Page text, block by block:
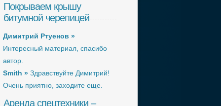
Покрываем крышу
битумной черепицей
Димитрий Ртуенов »
Интересный материал, спасибо
автор.
Smith » Здравствуйте Димитрий!
Очень приятно, заходите еще.
Аренда спецтехники –